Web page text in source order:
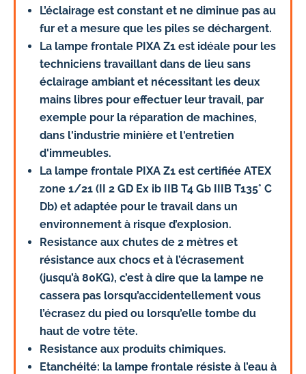
L’éclairage est constant et ne diminue pas au
fur et a mesure que les piles se déchargent.
La lampe frontale PIXA Z1 est idéale pour les
techniciens travaillant dans de lieu sans
éclairage ambiant et nécessitant les deux
mains libres pour effectuer leur travail, par
exemple pour la réparation de machines,
dans l'industrie minière et l'entretien
d'immeubles.
La lampe frontale PIXA Z1 est certifiée ATEX
zone 1/21 (II 2 GD Ex ib IIB T4 Gb IIIB T135° C
Db) et adaptée pour le travail dans un
environnement à risque d’explosion.
Resistance aux chutes de 2 mètres et
résistance aux chocs et à l’écrasement
(jusqu’à 80KG), c’est à dire que la lampe ne
cassera pas lorsqu’accidentellement vous
l’écrasez du pied ou lorsqu’elle tombe du
haut de votre tête.
Resistance aux produits chimiques.
Etanchéité: la lampe frontale résiste à l’eau à